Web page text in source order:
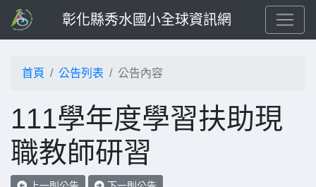
彰化縣秀水國小全球資訊網
首頁 公告列表 公告內容
111學年度學習扶助現
職教師研習